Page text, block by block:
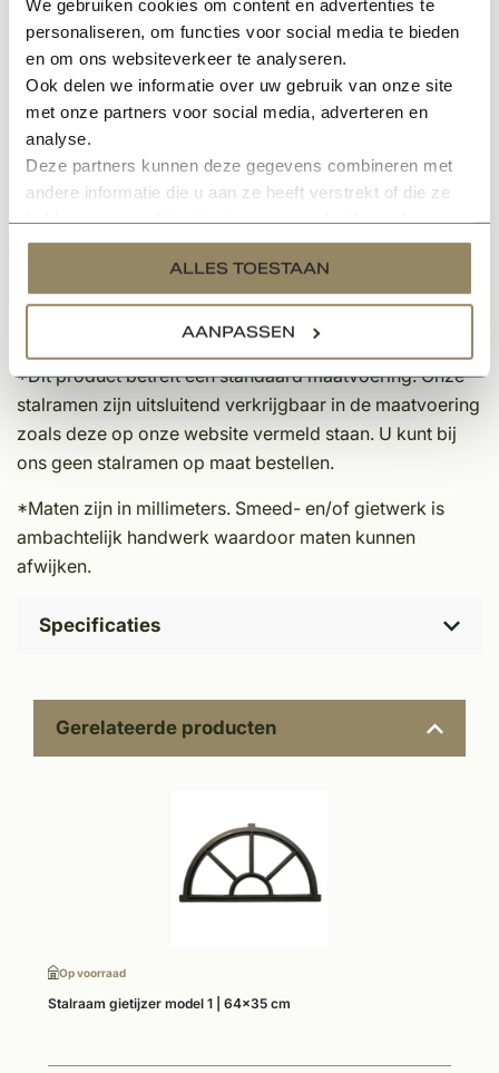
We gebruiken cookies om content en advertenties te
personaliseren, om functies voor social media te bieden
en om ons websiteverkeer te analyseren.
Ook delen we informatie over uw gebruik van onze site
met onze partners voor social media, adverteren en
analyse.
Deze partners kunnen deze gegevens combineren met
andere informatie die u aan ze heeft verstrekt of die ze
services.
ALLES TOESTAAN
AANPASSEN
Afgewerkt met overschilderbare kit
Gestraald en geschopeerd gietijzer
Kleurkeuzes zwart 9005 of wit 9010 mogelijk bij
behandeling 2
Maatvoering:
Totale framedikte: 25mm
Breedte: 860mm
Profieldiepte achterzijde: 13mm
Profielbreedte: 30mm
Maatwerk is niet mogelijk
*Dit product betreft een standaard maatvoering. Onze
stalramen zijn uitsluitend verkrijgbaar in de maatvoering
zoals deze op onze website vermeld staan. U kunt bij
ons geen stalramen op maat bestellen.
*Maten zijn in millimeters. Smeed- en/of gietwerk is
ambachtelijk handwerk waardoor maten kunnen
afwijken.
Specificaties
Gerelateerde producten
Op voorraad
Stalraam gietijzer model 1 | 64x35 cm